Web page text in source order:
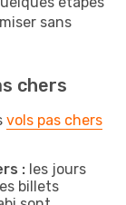
sans
chers
vols pas chers
: les jours
billets